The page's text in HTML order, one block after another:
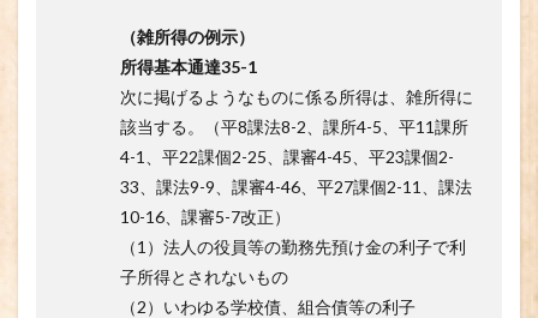
（雑所得の例示）
所得基本通達35-1
次に掲げるようなものに係る所得は、雑所得に
該当する。（平8課法8-2、課所4-5、平11課所
4-1、平22課個2-25、課審4-45、平23課個2-
33、課法9-9、課審4-46、平27課個2-11、課法
10-16、課審5-7改正）
（1）法人の役員等の勤務先預け金の利子で利
子所得とされないもの
（2）いわゆる学校債、組合債等の利子